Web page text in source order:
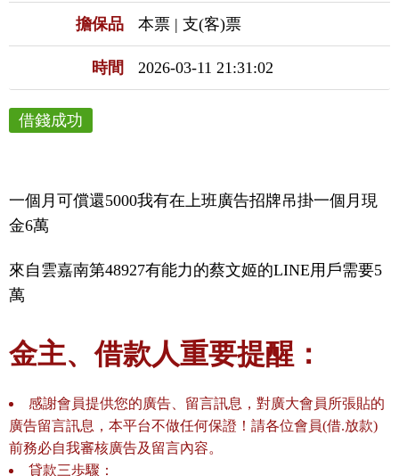
擔保品 本票 | 支(客)票
時間 2026-03-11 21:31:02
借錢成功
一個月可償還5000我有在上班廣告招牌吊掛一個月現
金6萬
來自雲嘉南第48927有能力的蔡文姬的LINE用戶需要5
萬
金主、借款人重要提醒：
感謝會員提供您的廣告、留言訊息，對廣大會員所張貼的
廣告留言訊息，本平台不做任何保證！請各位會員(借.放款)
前務必自我審核廣告及留言內容。
貸款三歩驟：